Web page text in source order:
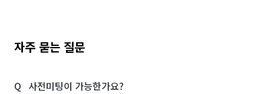
자주 묻는 질문
사전미팅이 가능한가요?